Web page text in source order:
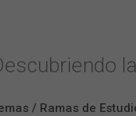
/ Ramas de